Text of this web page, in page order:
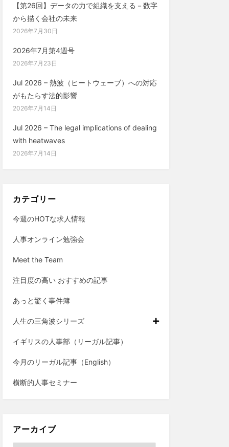
【第26回】データの力で組織を支える－数字
から描く会社の未来
2026年7月30日
2026年7月第4週号
2026年7月23日
Jul 2026 – 熱波（ヒートウェーブ）への対応
がもたらす法的影響
2026年7月14日
Jul 2026 – The legal implications of dealing
with heatwaves
2026年7月14日
カテゴリー
今週のHOTな求人情報
人事オンライン勉強会
Meet the Team
注目度の高い おすすめの記事
あっと驚く事件簿
人生の三角波シリーズ
イギリスの人事部（リーガル記事）
今月のリーガル記事（English）
横断的人事セミナー
アーカイブ